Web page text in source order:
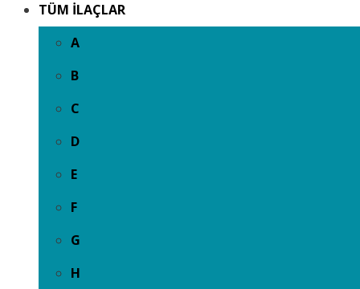
TÜM İLAÇLAR
A
B
C
D
E
F
G
H